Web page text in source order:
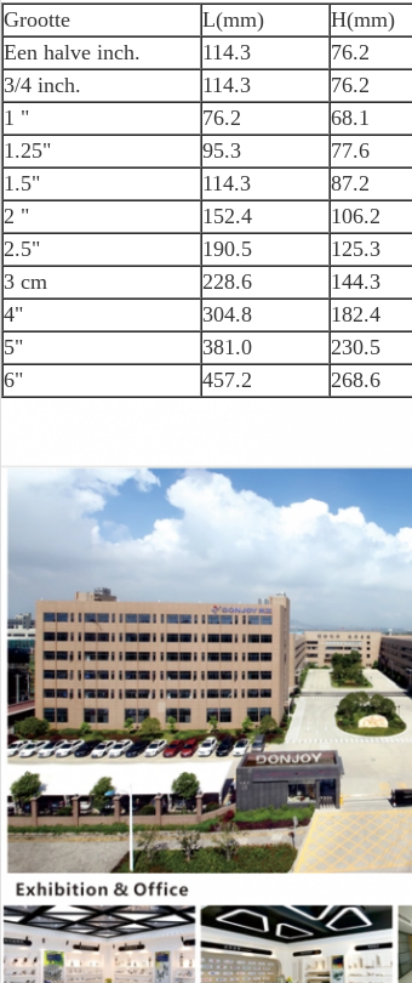
Grootte L(mm) H(mm)
Een halve inch.
114.3 76.2
3/4 inch.
114.3 76.2
1 "
76.2 68.1
1.25"
95.3 77.6
1.5"
114.3 87.2
2 "
152.4 106.2
2.5"
190.5 125.3
3 cm
228.6 144.3
4"
304.8 182.4
5"
381.0 230.5
6"
457.2 268.6